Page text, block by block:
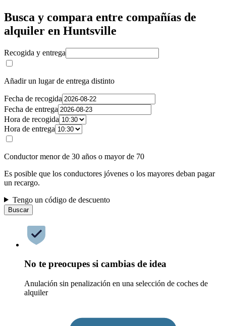
Busca y compara entre compañías de
alquiler en Huntsville
Recogida y entrega
Añadir un lugar de entrega distinto
Fecha de recogida
Fecha de entrega
Hora de recogida
Hora de entrega
Conductor menor de 30 años o mayor de 70
Es posible que los conductores jóvenes o los mayores deban pagar
un recargo.
Tengo un código de descuento
Buscar
No te preocupes si cambias de idea
Anulación sin penalización en una selección de coches de
alquiler